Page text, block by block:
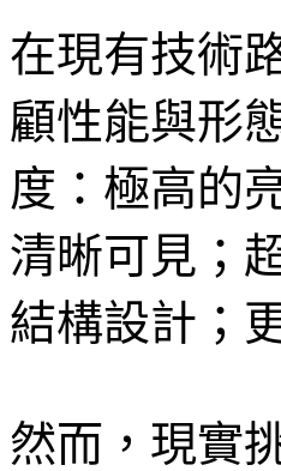
在現有技術
顧性能與形
度：極高的
清晰可見；
結構設計；
然而，現實